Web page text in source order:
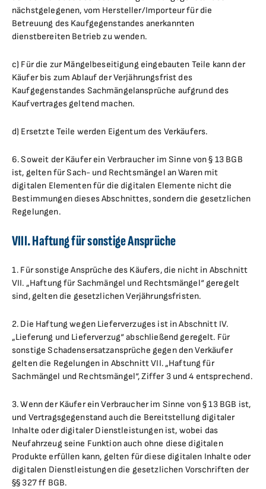
nächstgelegenen, vom Hersteller/Importeur für die
Betreuung des Kaufgegenstandes anerkannten
dienstbereiten Betrieb zu wenden.
c) Für die zur Mängelbeseitigung eingebauten Teile kann der
Käufer bis zum Ablauf der Verjährungsfrist des
Kaufgegenstandes Sachmängelansprüche aufgrund des
Kaufvertrages geltend machen.
d) Ersetzte Teile werden Eigentum des Verkäufers.
6. Soweit der Käufer ein Verbraucher im Sinne von § 13 BGB
ist, gelten für Sach- und Rechtsmängel an Waren mit
digitalen Elementen für die digitalen Elemente nicht die
Bestimmungen dieses Abschnittes, sondern die gesetzlichen
Regelungen.
VIII. Haftung für sonstige Ansprüche
1. Für sonstige Ansprüche des Käufers, die nicht in Abschnitt
VII. „Haftung für Sachmängel und Rechtsmängel“ geregelt
sind, gelten die gesetzlichen Verjährungsfristen.
2. Die Haftung wegen Lieferverzuges ist in Abschnitt IV.
„Lieferung und Lieferverzug“ abschließend geregelt. Für
sonstige Schadensersatzansprüche gegen den Verkäufer
gelten die Regelungen in Abschnitt VII. „Haftung für
Sachmängel und Rechtsmängel“, Ziffer 3 und 4 entsprechend.
3. Wenn der Käufer ein Verbraucher im Sinne von § 13 BGB ist,
und Vertragsgegenstand auch die Bereitstellung digitaler
Inhalte oder digitaler Dienstleistungen ist, wobei das
Neufahrzeug seine Funktion auch ohne diese digitalen
Produkte erfüllen kann, gelten für diese digitalen Inhalte oder
digitalen Dienstleistungen die gesetzlichen Vorschriften der
§§ 327 ff BGB.